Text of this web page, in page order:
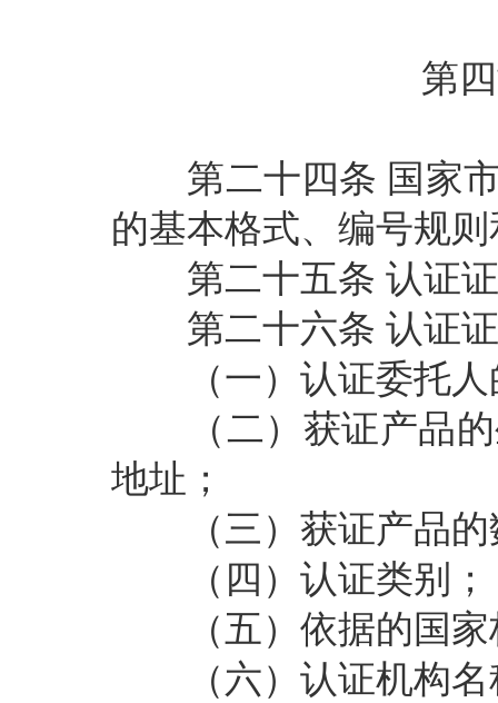
第
第二十四条 国家
的基本格式、编号规
第二十五条 认证
第二十六条 认证
（一）认证委托人
（二）获证产品的
地址；
（三）获证产品的
（四）认证类别；
（五）依据的国家
（六）认证机构名